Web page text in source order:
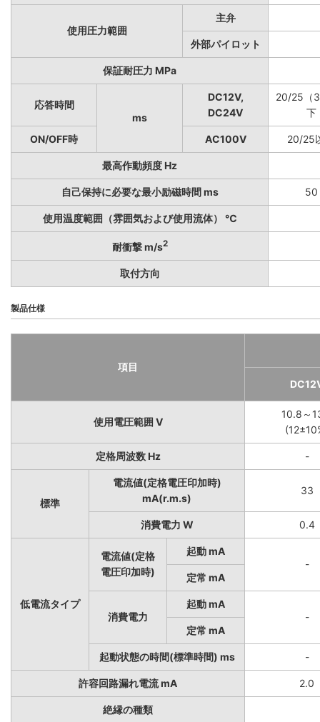
使用圧力範囲
主弁
外部パイロット
保証耐圧力 MPa
応答時間
ms
DC12V,
DC24V
20/25（
下
ON/OFF時 AC100V 20/25
最高作動頻度 Hz
自己保持に必要な最小励磁時間 ms 50
使用温度範囲（雰囲気および使用流体） ℃
耐衝撃 m/s2
取付方向
製品仕様
項目
使用電圧範囲 V
10.8～
定格周波数 Hz -
標準
電流値(定格電圧印加時)
mA(r.m.s)
33
消費電力 W 0.4
低電流タイプ
電流値(定格
電圧印加時)
起動 mA
-
定常 mA
消費電力
起動 mA
-
定常 mA
起動状態の時間(標準時間) ms -
許容回路漏れ電流 mA 2.0
絶縁の種類